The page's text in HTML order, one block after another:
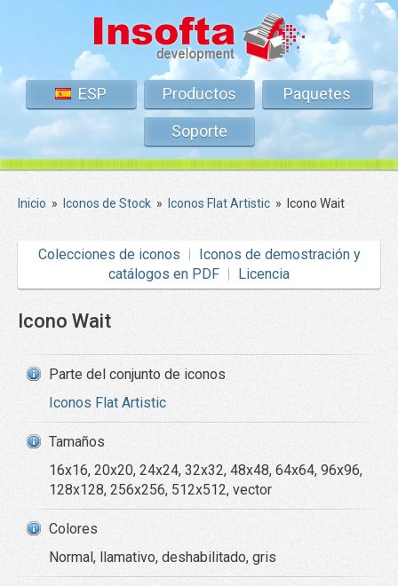
ESP Productos
Paquetes
Soporte
Inicio » Iconos de Stock » Iconos Flat Artistic » Icono Wait
Colecciones de iconos
Iconos de demostración y
catálogos en PDF
Licencia
Icono Wait
Parte del conjunto de iconos
Iconos Flat Artistic
Tamaños
16x16, 20x20, 24x24, 32x32, 48x48, 64x64, 96x96,
128x128, 256x256, 512x512, vector
Colores
Normal, llamativo, deshabilitado, gris